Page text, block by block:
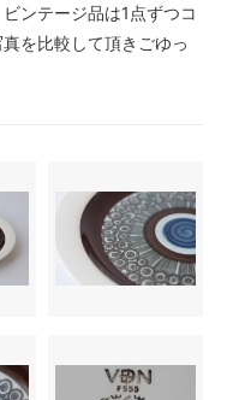
ンテージ品は1点ずつコ
を比較して頂きごゆっ